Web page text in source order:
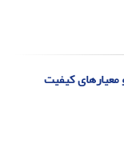
معیارهای کیفیت